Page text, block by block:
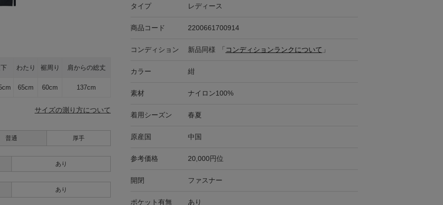
わたり 裾周り 肩からの総丈
65cm 60cm 137cm
サイズの測り方について
普通 厚手
あり
あり
タイプ レディース
商品コード 2200661700914
コンディション 新品同様 「 コンディションランクについて 」
カラー 紺
素材 ナイロン100%
着用シーズン 春夏
原産国 中国
参考価格 20,000円位
開閉 ファスナー
ポケット有無 あり